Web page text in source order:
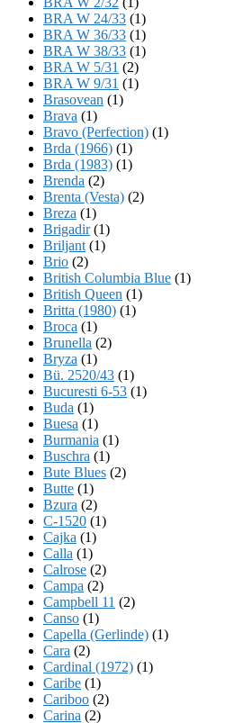
BRA W 24/33 (1)
BRA W 36/33 (1)
BRA W 38/33 (1)
BRA W 5/31 (2)
BRA W 9/31 (1)
Brasovean (1)
Brava (1)
Bravo (Perfection) (1)
Brda (1966) (1)
Brda (1983) (1)
Brenda (2)
Brenta (Vesta) (2)
Breza (1)
Brigadir(1)
Briljant (1)
Brio (2)
British Columbia Blue (1)
British Queen (1)
Britta (1980) (1)
Broca (1)
Brunella (2)
Bryza (1)
Bü. 2520/43 (1)
Bucuresti 6-53 (1)
Buda (1)
Buesa (1)
Burmania (1)
Buschra (1)
Bute Blues (2)
Butte (1)
Bzura (2)
C-1520 (1)
Cajka (1)
Calla (1)
Calrose (2)
Campa (2)
Campbell 11 (2)
Canso (1)
Capella (Gerlinde) (1)
Cara (2)
Cardinal (1972) (1)
Caribe (1)
Cariboo (2)
Carina (2)